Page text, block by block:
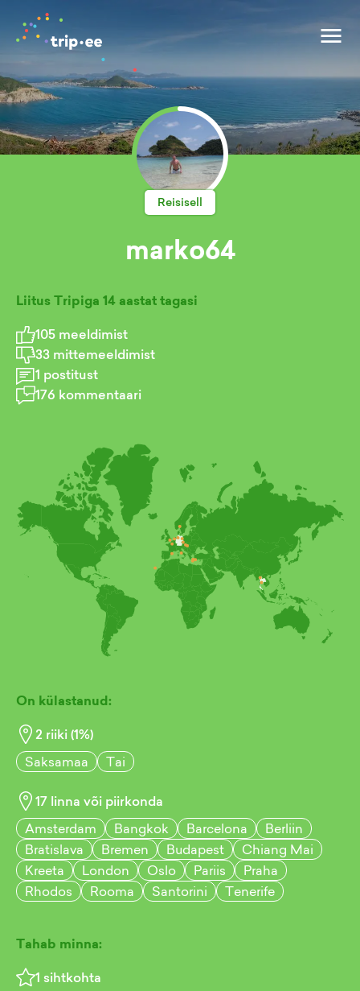
Reisisell
marko64
Liitus Tripiga 14 aastat tagasi
105 meeldimist
33 mittemeeldimist
1 postitust
176 kommentaari
On külastanud:
2 riiki (1%)
Saksamaa
Tai
17 linna või piirkonda
Amsterdam
Bangkok Barcelona
Berliin
Bratislava
Bremen Budapest
Chiang Mai
Kreeta
London Oslo Pariis
Praha
Rhodos
Rooma Santorini Tenerife
Tahab minna:
1 sihtkohta